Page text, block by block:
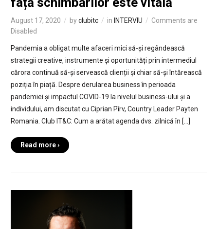
August 17, 2020 byclubitc in INTERVIU
Comments are
Disabled
Pandemia a obligat multe afaceri mici să-și regândească
strategii creative, instrumente și oportunități prin intermediul
cărora continuă să-și servească clienții și chiar să-și întărească
poziția în piață. Despre derularea business în perioada
pandemiei și impactul COVID-19 la nivelul business-ului și a
individului, am discutat cu Ciprian Pîrv, Country Leader Payten
Romania. Club IT&C: Cum a arătat agenda dvs. zilnică în […]
Read more ›